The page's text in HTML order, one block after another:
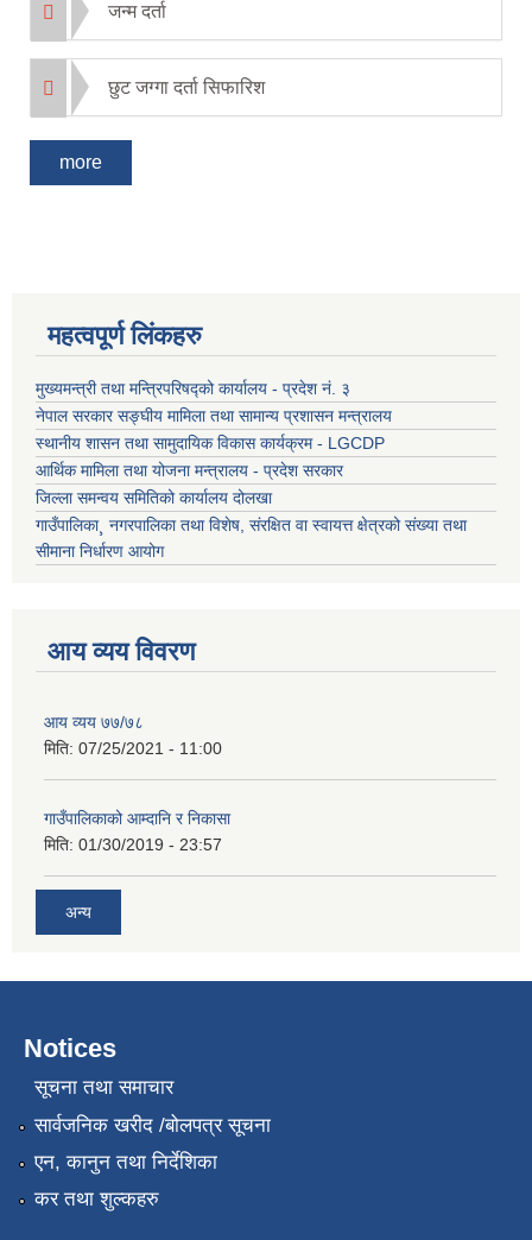
जन्म दर्ता
छुट जग्गा दर्ता सिफारिश
more
महत्वपूर्ण लिंकहरु
मुख्यमन्त्री तथा मन्त्रिपरिषद्को कार्यालय - प्रदेश नं. ३
नेपाल सरकार सङ्घीय मामिला तथा सामान्य प्रशासन मन्त्रालय
स्थानीय शासन तथा सामुदायिक विकास कार्यक्रम - LGCDP
आर्थिक मामिला तथा योजना मन्त्रालय - प्रदेश सरकार
जिल्ला समन्वय समितिको कार्यालय दोलखा
गाउँपालिका¸ नगरपालिका तथा विशेष, संरक्षित वा स्वायत्त क्षेत्रको संख्या तथा
सीमाना निर्धारण आयोग
आय व्यय विवरण
आय व्यय ७७/७८
मिति: 07/25/2021 - 11:00
गाउँपालिकाको आम्दानि र निकासा
मिति: 01/30/2019 - 23:57
अन्य
Notices
सूचना तथा समाचार
सार्वजनिक खरीद /बोलपत्र सूचना
एन, कानुन तथा निर्देशिका
कर तथा शुल्कहरु